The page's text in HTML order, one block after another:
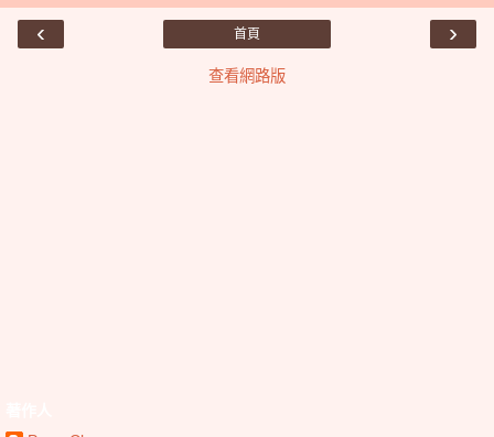
‹ ›
首頁
查看網路版